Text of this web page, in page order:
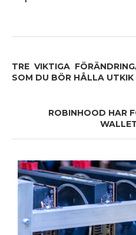
TRE VIKTIGA
SOM DU BÖR HÅLLA UTKIK
ROBINHOOD HAR